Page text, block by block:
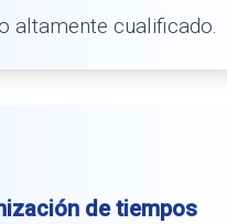
altamente cualificado.
de tiempos